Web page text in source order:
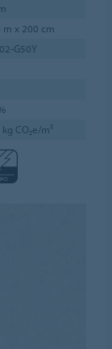
m x 200 cm
G50Y
CO₂e/m²